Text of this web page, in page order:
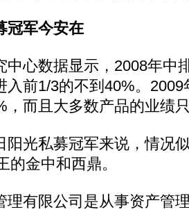
冠军今安在
心数据显示，2008年中
入前1/3的不到40%。
，而且大多数产品的业绩
光私募冠军来说，情况
的金中和西鼎。
有限公司是从事资产管